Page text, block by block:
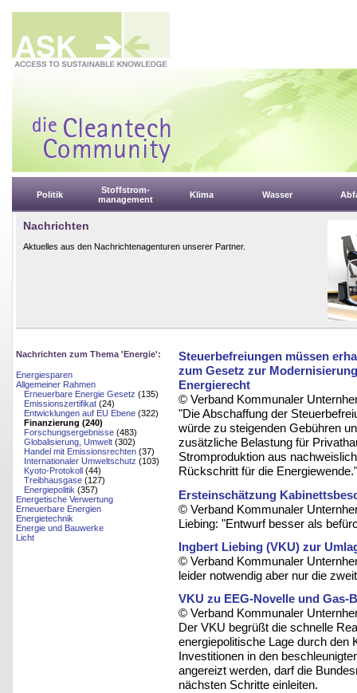
Politik
Stoffstrom-
management
Klima Wasser
Nachrichten
Aktuelles aus den Nachrichtenagenturen unserer Partner.
Nachrichten zum Thema 'Energie':
Energiesparen
Allgemeiner Rahmen
Erneuerbare Energie Gesetz (135)
Emissionszertifikat (24)
Entwicklungen auf EU Ebene (322)
Finanzierung (240)
Forschungsergebnisse (483)
Globalisierung, Umwelt (302)
Handel mit Emissionsrechten (37)
Internationaler Umweltschutz (103)
Kyoto-Protokoll (44)
Treibhausgase (127)
Energiepolitik (357)
Energetische Verwertung
Erneuerbare Energien
Energietechnik
Energie und Bauwerke
Licht
Steuerbefreiungen müssen
zum Gesetz zur
Energierecht
© Verband Kommunaler
"Die Abschaffung der
würde zu steigenden Gebühren
zusätzliche Belastung für
Stromproduktion aus
Rückschritt für die Energiewende."
Ersteinschätzung
© Verband Kommunaler
Liebing: "Entwurf besser als
Ingbert Liebing (VKU) zur
© Verband Kommunaler
leider notwendig aber nur die
VKU zu EEG-Novelle und
© Verband Kommunaler
Der VKU begrüßt die schnelle
energiepolitische Lage durch den
Investitionen in den
angereizt werden, darf die
nächsten Schritte einleiten.